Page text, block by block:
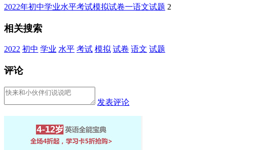
2022年初中学业水平考试模拟试卷一语文试题 2
相关搜索
2022 初中 学业 水平 考试 模拟 试卷 语文 试题
评论
发表评论